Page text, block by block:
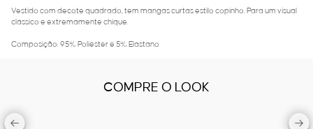
Vestido com decote quadrado, tem mangas curtas estilo copinho. Para um visual
clássico e extremamente chique.
Composição: 95% Poliéster e 5% Elastano
COMPRE O LOOK